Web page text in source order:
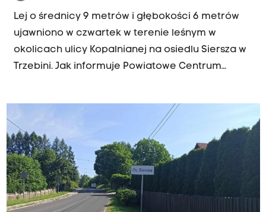
Lej o średnicy 9 metrów i głębokości 6 metrów
ujawniono w czwartek w terenie leśnym w
okolicach ulicy Kopalnianej na osiedlu Siersza w
Trzebini. Jak informuje Powiatowe Centrum
docelowo ma zostać zasypane.